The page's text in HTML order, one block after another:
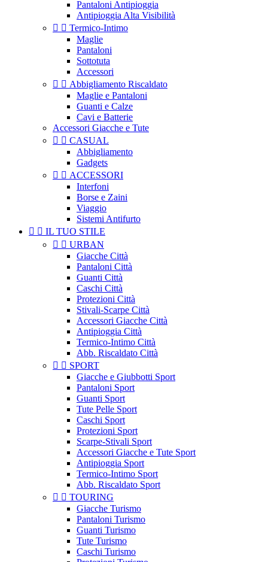
Pantaloni Antipioggia
Antipioggia Alta Visibilità
  Termico-Intimo
Maglie
Pantaloni
Sottotuta
Accessori
  Abbigliamento Riscaldato
Maglie e Pantaloni
Guanti e Calze
Cavi e Batterie
Accessori Giacche e Tute
  CASUAL
Abbigliamento
Gadgets
  ACCESSORI
Interfoni
Borse e Zaini
Viaggio
Sistemi Antifurto
  IL TUO STILE
  URBAN
Giacche Città
Pantaloni Città
Guanti Città
Caschi Città
Protezioni Città
Stivali-Scarpe Città
Accessori Giacche Città
Antipioggia Città
Termico-Intimo Città
Abb. Riscaldato Città
  SPORT
Giacche e Giubbotti Sport
Pantaloni Sport
Guanti Sport
Tute Pelle Sport
Caschi Sport
Protezioni Sport
Scarpe-Stivali Sport
Accessori Giacche e Tute Sport
Antipioggia Sport
Termico-Intimo Sport
Abb. Riscaldato Sport
  TOURING
Giacche Turismo
Pantaloni Turismo
Guanti Turismo
Tute Turismo
Caschi Turismo